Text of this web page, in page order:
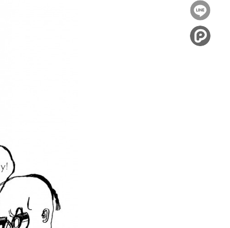
Facebook
分享
到
Twitter